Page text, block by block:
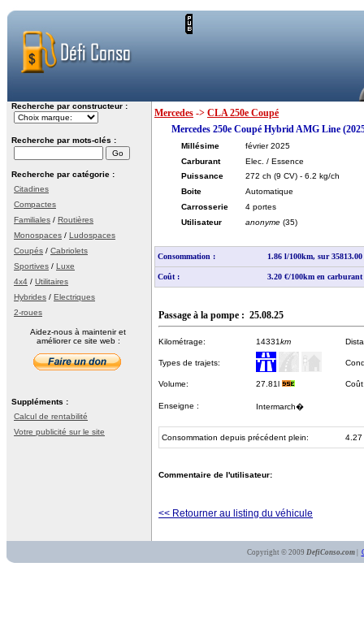
Recherche par constructeur :
Recherche par mots-clés :
Recherche par catégorie :
Citadines
Compactes
Familiales / Routières
Monospaces / Ludospaces
Coupés / Cabriolets
Sportives / Luxe
4x4 / Utilitaires
Hybrides / Electriques
2-roues
Aidez-nous à maintenir et
améliorer ce site web :
Suppléments :
Calcul de rentabilité
Votre publicité sur le site
Mercedes -> CLA 250e Coupé
Mercedes 250e Coupé Hybrid AMG Line
Millésime
février 2025
Carburant
Elec. / Essence
Puissance
272 ch (9 CV) - 6.2 kg/ch
Boite
Automatique
Carrosserie
4 portes
Utilisateur
anonyme (35)
Consommation : 1.86 l/100km, sur
Coût : 3.20 €/100km en carburant
Passage à la pompe : 25.08.25
Kilométrage: 14331km
Types de trajets:
Volume: 27.81l
Enseigne : Intermarch�
Consommation depuis précédent plein: 4.27
Commentaire de l'utilisateur:
<< Retourner au listing du véhicule
Copyright © 2009 DefiConso.com|